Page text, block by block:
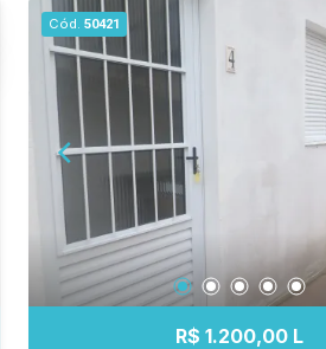
Cód. 50421
R$ 1.200,00 L